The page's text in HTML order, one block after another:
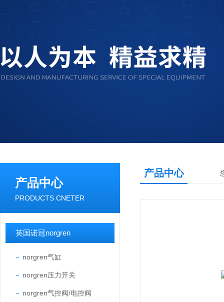
产品中心
PRODUCTS CNETER
英国诺冠norgren
norgren气缸
norgren压力开关
norgren气控阀/电控阀
产品中心